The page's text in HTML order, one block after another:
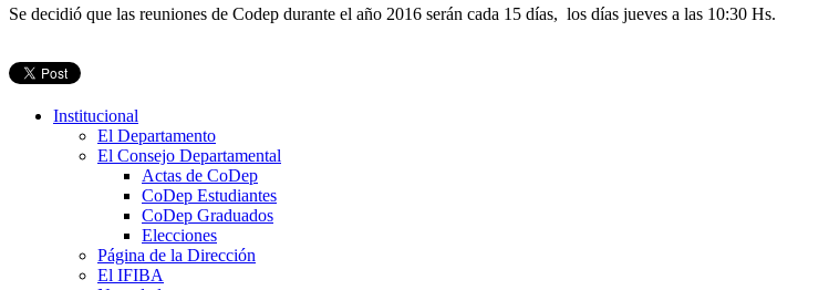
Se decidió que las reuniones de Codep durante el año 2016 serán cada 15 días, los días jueves a las 10:30 Hs.
Institucional
El Departamento
El Consejo Departamental
Actas de CoDep
CoDep Estudiantes
CoDep Graduados
Elecciones
Página de la Dirección
El IFIBA